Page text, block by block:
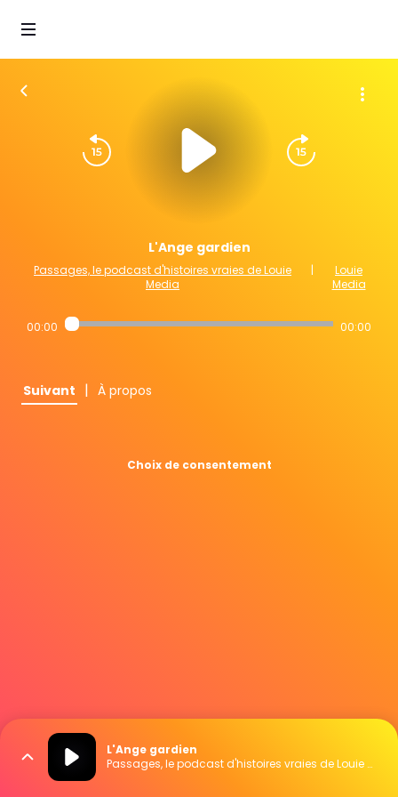
L'Ange gardien
Passages, le podcast d'histoires vraies de Louie
Media
|
Louie
Media
00:00 00:00
Suivant | À propos
Choix de consentement
L'Ange gardien
Passages, le podcast d'histoires vraies de Louie Media